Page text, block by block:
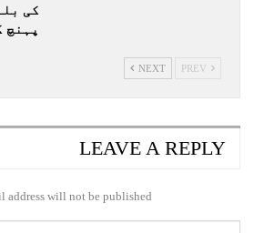
کی
پہنچ
NEXT
LEAVE A REPLY
address will not be published.